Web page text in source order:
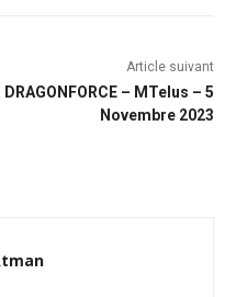
Article suivant
DRAGONFORCE – MTelus – 5
Novembre 2023